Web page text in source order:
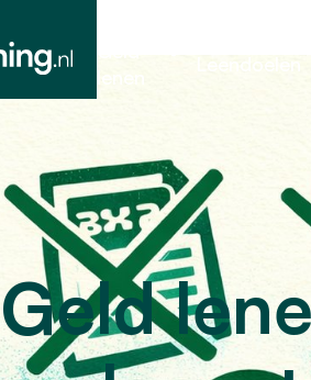
lenen
Leendoelen
Geld